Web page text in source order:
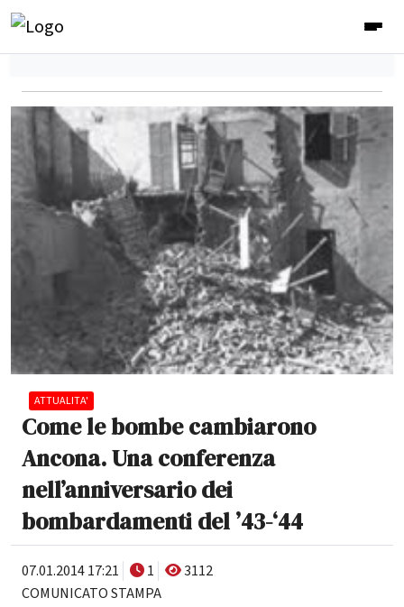
ATTUALITA'
Come le bombe cambiarono
Ancona. Una conferenza
nell’anniversario dei
bombardamenti del ’43-‘44
07.01.2014 17:21 1
3112
COMUNICATO STAMPA